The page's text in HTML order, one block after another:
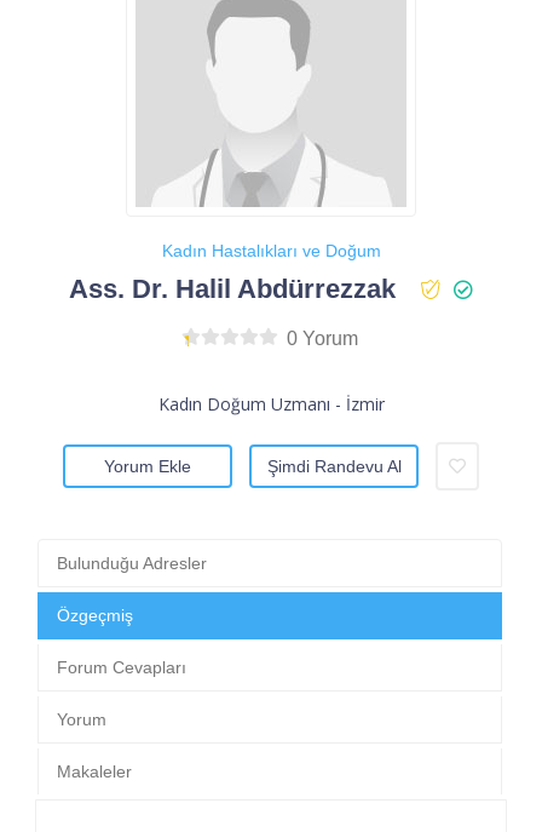
Kadın Hastalıkları ve Doğum
Ass. Dr. Halil Abdürrezzak
0 Yorum
Kadın Doğum Uzmanı - İzmir
Yorum Ekle Şimdi Randevu Al
Bulunduğu Adresler
Özgeçmiş
Forum Cevapları
Yorum
Makaleler